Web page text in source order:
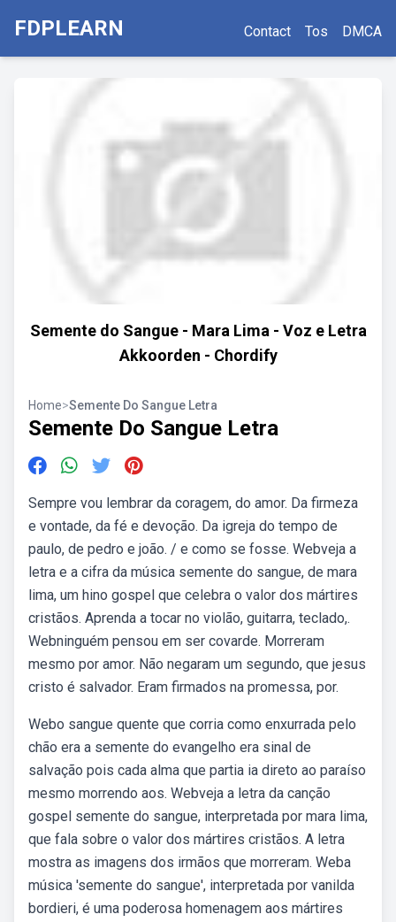
FDPLEARN Contact Tos DMCA
Semente do Sangue - Mara Lima - Voz e Letra
Akkoorden - Chordify
Home>Semente Do Sangue Letra
Semente Do Sangue Letra
Sempre vou lembrar da coragem, do amor. Da firmeza
e vontade, da fé e devoção. Da igreja do tempo de
paulo, de pedro e joão. / e como se fosse. Webveja a
letra e a cifra da música semente do sangue, de mara
lima, um hino gospel que celebra o valor dos mártires
cristãos. Aprenda a tocar no violão, guitarra, teclado,.
Webninguém pensou em ser covarde. Morreram
mesmo por amor. Não negaram um segundo, que jesus
cristo é salvador. Eram firmados na promessa, por.
Webo sangue quente que corria como enxurrada pelo
chão era a semente do evangelho era sinal de
salvação pois cada alma que partia ia direto ao paraíso
mesmo morrendo aos. Webveja a letra da canção
gospel semente do sangue, interpretada por mara lima,
que fala sobre o valor dos mártires cristãos. A letra
mostra as imagens dos irmãos que morreram. Weba
música 'semente do sangue', interpretada por vanilda
bordieri, é uma poderosa homenagem aos mártires